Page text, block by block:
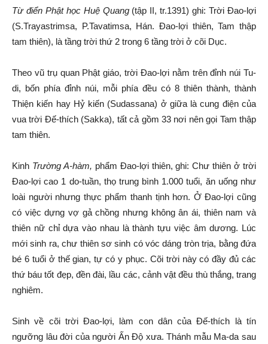
Từ điển Phật học Huệ Quang (tập II, tr.1391) ghi: Trời Đao-lợi
(S.Trayastrimsa, P.Tavatimsa, Hán. Đao-lợi thiên, Tam thập
tam thiên), là tầng trời thứ 2 trong 6 tầng trời ở cõi Dục.
Theo vũ trụ quan Phật giáo, trời Đao-lợi nằm trên đỉnh núi Tu-
di, bốn phía đỉnh núi, mỗi phía đều có 8 thiên thành, thành
Thiện kiến hay Hỷ kiến (Sudassana) ở giữa là cung điện của
vua trời Đế-thích (Sakka), tất cả gồm 33 nơi nên gọi Tam thập
tam thiên.
Kinh Trường A-hàm, phẩm Đao-lợi thiên, ghi: Chư thiên ở trời
Đao-lợi cao 1 do-tuần, thọ trung bình 1.000 tuổi, ăn uống như
loài người nhưng thực phẩm thanh tịnh hơn. Ở Đao-lợi cũng
có việc dựng vợ gả chồng nhưng không ân ái, thiên nam và
thiên nữ chỉ dựa vào nhau là thành tựu việc âm dương. Lúc
mới sinh ra, chư thiên sơ sinh có vóc dáng tròn trịa, bằng đứa
bé 6 tuổi ở thế gian, tự có y phục. Cõi trời này có đầy đủ các
thứ báu tốt đẹp, đền đài, lầu các, cảnh vật đều thù thắng, trang
nghiêm.
Sinh về cõi trời Đao-lợi, làm con dân của Đế-thích là tín
ngưỡng lâu đời của người Ấn Độ xưa. Thánh mẫu Ma-da sau